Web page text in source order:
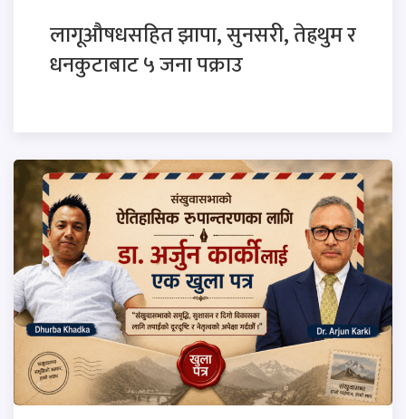
लागूऔषधसहित झापा, सुनसरी, तेह्रथुम र
धनकुटाबाट ५ जना पक्राउ